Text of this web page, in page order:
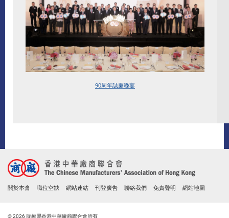
90周年誌慶晚宴
關於本會 職位空缺 網站連結 刊登廣告 聯絡我們 免責聲明 網站地圖
© 2026 版權屬香港中華廠商聯合會所有